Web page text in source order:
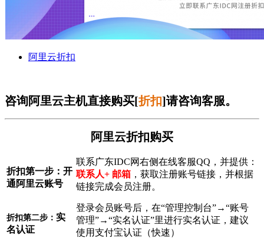
阿里云折扣
咨询阿里云主机直接购买[折扣]请咨询客服。
阿里云折扣购买
折扣第一步： 开
通阿里云账号
联系广东IDC网右侧在线客服QQ，并提供：
联系人+ 邮箱 ，获取注册账号链接，并根据
链接完成会员注册。
折扣第二步： 实
名认证
登录会员账号后，在“管理控制台”→“账号
管理”→“实名认证”里进行实名认证，建议
使用支付宝认证（快速）